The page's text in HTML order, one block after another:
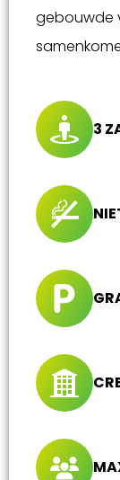
gebouwde
3